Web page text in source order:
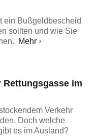
ein Bußgeldbescheid
sollten und wie Sie
Mehr
Rettungsgasse im
Verkehr
Doch welche
es im Ausland?